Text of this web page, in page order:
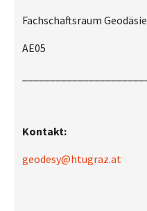
Fachschaftsraum Geodäsie
AE05
Kontakt:
geodesy@htugraz.at